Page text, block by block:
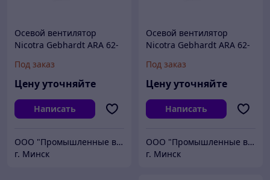
Осевой вентилятор
Nicotra Gebhardt ARA 62-
Под заказ
Цену уточняйте
Написать
ООО "Промышленные вентиляторы и компоненты"
г. Минск
Осевой вентилятор
Nicotra Gebhardt ARA 62-
Под заказ
Цену уточняйте
Написать
ООО "Промышленные вентиляторы и компоненты"
г. Минск